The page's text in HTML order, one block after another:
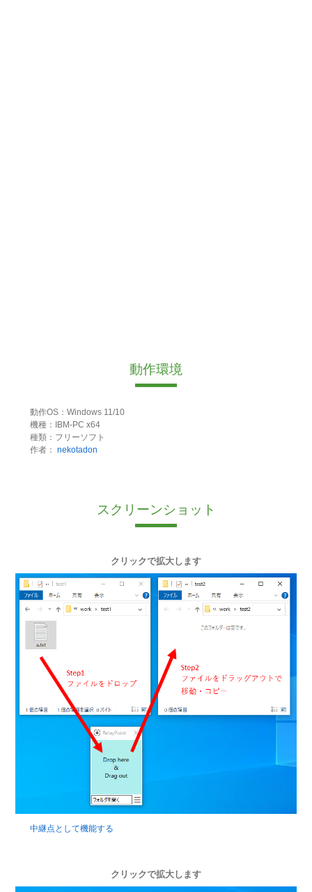
動作環境
動作OS：Windows 11/10
機種：IBM-PC x64
種類：フリーソフト
作者： nekotadon
スクリーンショット
クリックで拡大します
中継点として機能する
クリックで拡大します